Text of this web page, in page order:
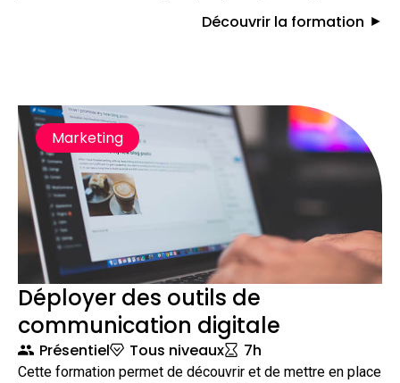
rédiger des prompts efficaces, à automatiser certaines
Découvrir la formation
Marketing
Déployer des outils de
communication digitale
Présentiel Tous niveaux 7h
Cette formation permet de découvrir et de mettre en place